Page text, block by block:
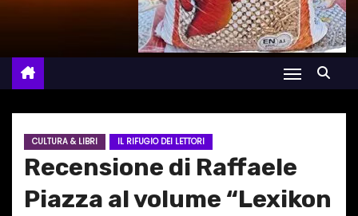
CULTURA & LIBRI IL RIFUGIO DEI LETTORI
Recensione di Raffaele
Piazza al volume “Lexikon